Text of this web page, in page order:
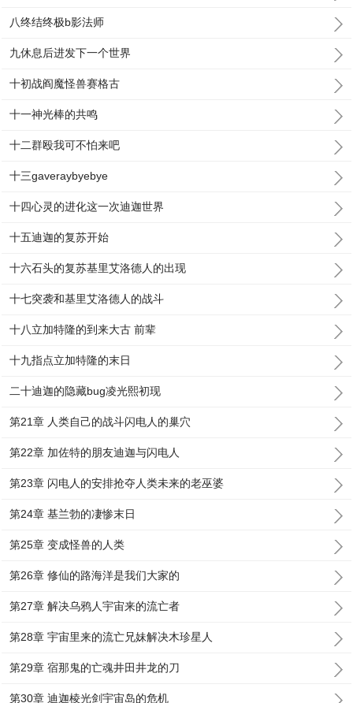
八终结终极b影法师
九休息后进发下一个世界
十初战阎魔怪兽赛格古
十一神光棒的共鸣
十二群殴我可不怕来吧
十三gaveraybyebye
十四心灵的进化这一次迪迦世界
十五迪迦的复苏开始
十六石头的复苏基里艾洛德人的出现
十七突袭和基里艾洛德人的战斗
十八立加特隆的到来大古 前辈
十九指点立加特隆的末日
二十迪迦的隐藏bug凌光熙初现
第21章 人类自己的战斗闪电人的巢穴
第22章 加佐特的朋友迪迦与闪电人
第23章 闪电人的安排抢夺人类未来的老巫婆
第24章 基兰勃的凄惨末日
第25章 变成怪兽的人类
第26章 修仙的路海洋是我们大家的
第27章 解决乌鸦人宇宙来的流亡者
第28章 宇宙里来的流亡兄妹解决木珍星人
第29章 宿那鬼的亡魂井田井龙的刀
第30章 迪迦棱光剑宇宙岛的危机